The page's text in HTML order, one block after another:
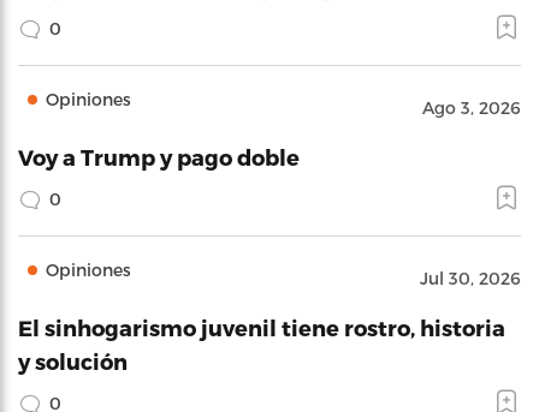
0
Opiniones Ago 3, 2026
Voy a Trump y pago doble
0
Opiniones Jul 30, 2026
El sinhogarismo juvenil tiene rostro, historia
y solución
0